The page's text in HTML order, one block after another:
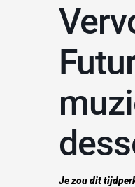
Vervool in
Je zou dit